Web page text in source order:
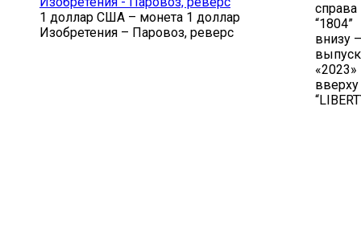
1 доллар США – монета 1 доллар
Изобретения – Паровоз, реверс
справа
“1804”
внизу
«2023»
вверху